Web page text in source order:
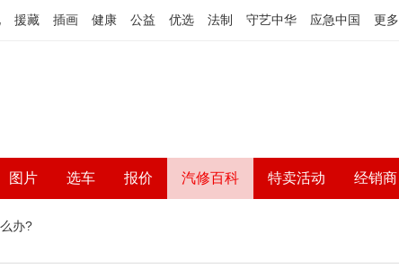
援藏 插画 健康 公益 优选 法制 守艺中华 应急中国 更多
图片 选车 报价 汽修百科 特卖活动 经销商
办?